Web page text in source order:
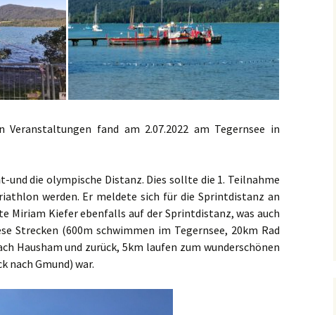
Foto-Impressionen 2019
Foto-Impressionen 2018
Strecken
Veranstaltungen fand am 2.07.2022 am Tegernsee in
und die olympische Distanz. Dies sollte die 1. Teilnahme
werden. Er meldete sich für die Sprintdistanz an
Miriam Kiefer ebenfalls auf der Sprintdistanz, was auch
Strecken (600m schwimmen im Tegernsee, 20km Rad
Hausham und zurück, 5km laufen zum wunderschönen
nach Gmund) war.